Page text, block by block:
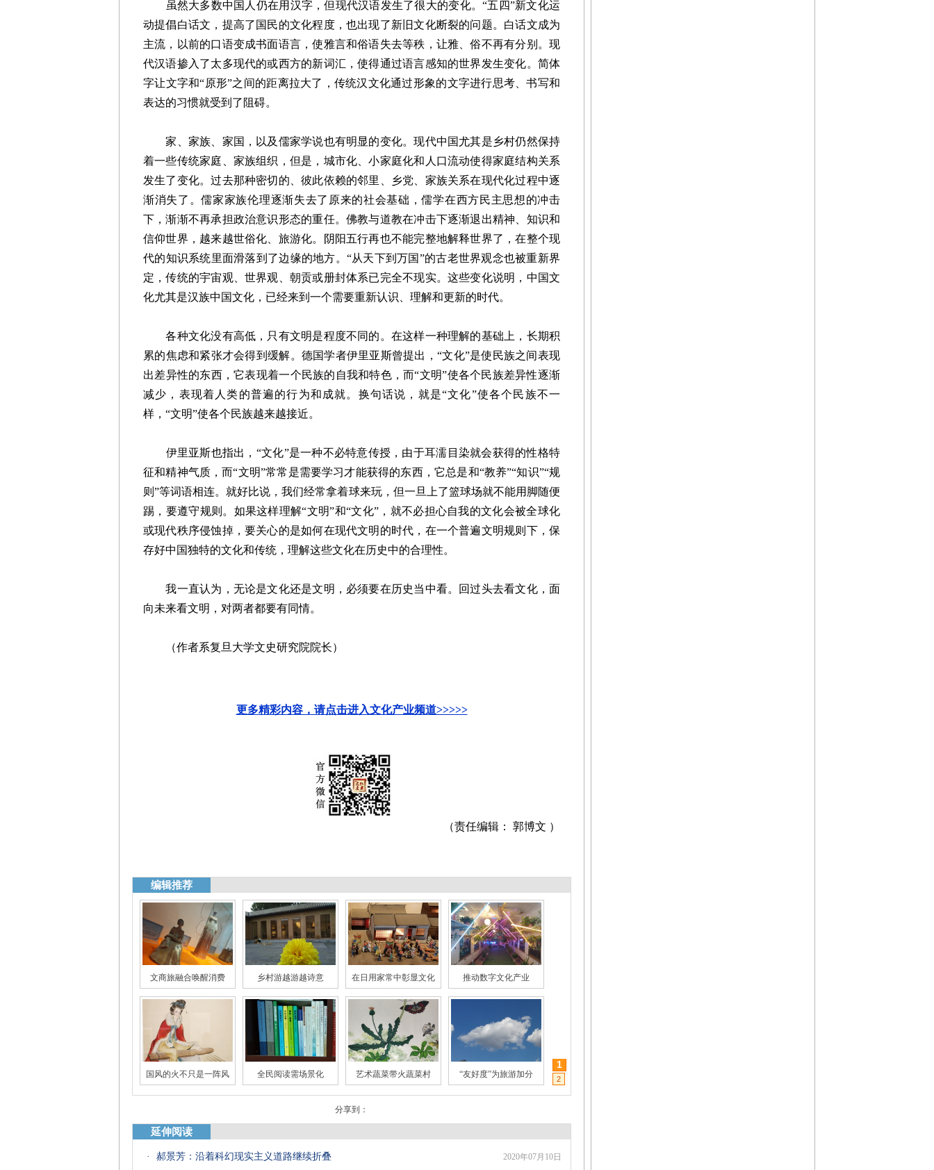
虽然大多数中国人仍在用汉字，但现代汉语发生了很大的变化。“五四”新文化运
动提倡白话文，提高了国民的文化程度，也出现了新旧文化断裂的问题。白话文成为
主流，以前的口语变成书面语言，使雅言和俗语失去等秩，让雅、俗不再有分别。现
代汉语掺入了太多现代的或西方的新词汇，使得通过语言感知的世界发生变化。简体
字让文字和“原形”之间的距离拉大了，传统汉文化通过形象的文字进行思考、书写和
表达的习惯就受到了阻碍。
家、家族、家国，以及儒家学说也有明显的变化。现代中国尤其是乡村仍然保持
着一些传统家庭、家族组织，但是，城市化、小家庭化和人口流动使得家庭结构关系
发生了变化。过去那种密切的、彼此依赖的邻里、乡党、家族关系在现代化过程中逐
渐消失了。儒家家族伦理逐渐失去了原来的社会基础，儒学在西方民主思想的冲击
下，渐渐不再承担政治意识形态的重任。佛教与道教在冲击下逐渐退出精神、知识和
信仰世界，越来越世俗化、旅游化。阴阳五行再也不能完整地解释世界了，在整个现
代的知识系统里面滑落到了边缘的地方。“从天下到万国”的古老世界观念也被重新界
定，传统的宇宙观、世界观、朝贡或册封体系已完全不现实。这些变化说明，中国文
化尤其是汉族中国文化，已经来到一个需要重新认识、理解和更新的时代。
各种文化没有高低，只有文明是程度不同的。在这样一种理解的基础上，长期积
累的焦虑和紧张才会得到缓解。德国学者伊里亚斯曾提出，“文化”是使民族之间表现
出差异性的东西，它表现着一个民族的自我和特色，而“文明”使各个民族差异性逐渐
减少，表现着人类的普遍的行为和成就。换句话说，就是“文化”使各个民族不一
样，“文明”使各个民族越来越接近。
伊里亚斯也指出，“文化”是一种不必特意传授，由于耳濡目染就会获得的性格特
征和精神气质，而“文明”常常是需要学习才能获得的东西，它总是和“教养”“知识”“规
则”等词语相连。就好比说，我们经常拿着球来玩，但一旦上了篮球场就不能用脚随便
踢，要遵守规则。如果这样理解“文明”和“文化”，就不必担心自我的文化会被全球化
或现代秩序侵蚀掉，要关心的是如何在现代文明的时代，在一个普遍文明规则下，保
存好中国独特的文化和传统，理解这些文化在历史中的合理性。
我一直认为，无论是文化还是文明，必须要在历史当中看。回过头去看文化，面
向未来看文明，对两者都要有同情。
（作者系复旦大学文史研究院院长）
更多精彩内容，请点击进入文化产业频道>>>>>
（责任编辑： 郭博文 ）
编辑推荐
文商旅融合唤醒消费 乡村游越游越诗意 在日用家常中彰显文化 推动数字文化产业
国风的火不只是一阵风 全民阅读需场景化 艺术蔬菜带火蔬菜村 “友好度”为旅游加分
大数据里唐宋诗词世界 “跑偏”的影视营销 年轻人为何热衷国潮 收藏玩具火起来
1
2
分享到：
延伸阅读
· 郝景芳：沿着科幻现实主义道路继续折叠 2020年07月10日